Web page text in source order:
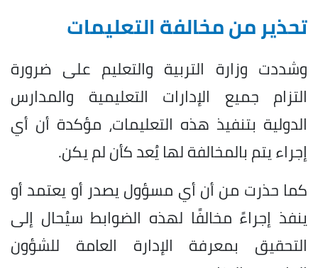
تحذير من مخالفة التعليمات
وشددت وزارة التربية والتعليم على ضرورة
التزام جميع الإدارات التعليمية والمدارس
الدولية بتنفيذ هذه التعليمات، مؤكدة أن أي
إجراء يتم بالمخالفة لها يُعد كأن لم يكن.
كما حذرت من أن أي مسؤول يصدر أو يعتمد أو
ينفذ إجراءً مخالفًا لهذه الضوابط سيُحال إلى
التحقيق بمعرفة الإدارة العامة للشؤون